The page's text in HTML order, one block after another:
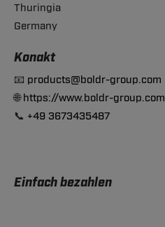
Thuringia
Germany
Konakt
📧 products@boldr-group.com
🌐https://www.boldr-group.com
📞 +49 3673435487
Einfach bezahlen